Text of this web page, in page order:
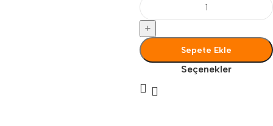
+
Sepete Ekle
Seçenekler